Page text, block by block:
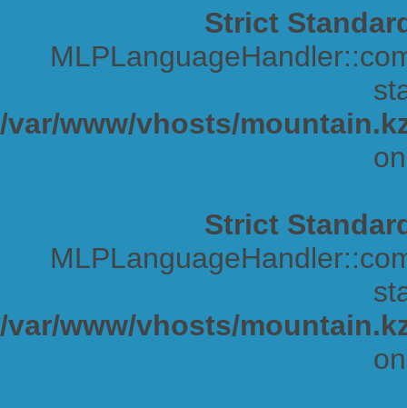
Strict
/var/www/vhosts/
Strict
/var/www/vhosts/